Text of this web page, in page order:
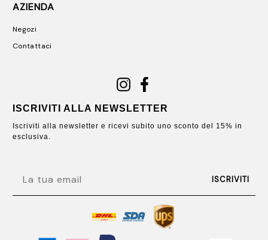
AZIENDA
Negozi
Contattaci
ISCRIVITI ALLA NEWSLETTER
Iscriviti alla newsletter e ricevi subito uno sconto del 15% in
esclusiva.
ISCRIVITI